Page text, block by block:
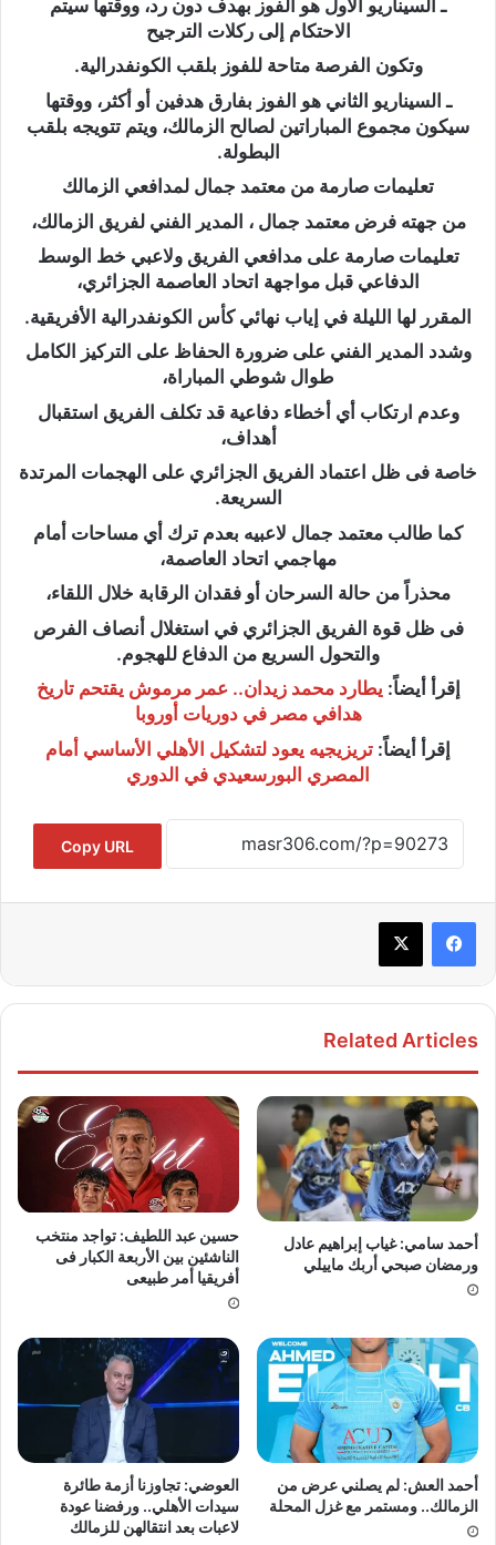
ـ السيناريو الأول هو الفوز بهدف دون رد، ووقتها سيتم
الاحتكام إلى ركلات الترجيح
وتكون الفرصة متاحة للفوز بلقب الكونفدرالية.
ـ السيناريو الثاني هو الفوز بفارق هدفين أو أكثر، ووقتها
سيكون مجموع المباراتين لصالح الزمالك، ويتم تتويجه بلقب
البطولة.
تعليمات صارمة من معتمد جمال لمدافعي الزمالك
من جهته فرض معتمد جمال ، المدير الفني لفريق الزمالك،
تعليمات صارمة على مدافعي الفريق ولاعبي خط الوسط
الدفاعي قبل مواجهة اتحاد العاصمة الجزائري،
المقرر لها الليلة في إياب نهائي كأس الكونفدرالية الأفريقية.
وشدد المدير الفني على ضرورة الحفاظ على التركيز الكامل
طوال شوطي المباراة،
وعدم ارتكاب أي أخطاء دفاعية قد تكلف الفريق استقبال
أهداف،
خاصة فى ظل اعتماد الفريق الجزائري على الهجمات المرتدة
السريعة.
كما طالب معتمد جمال لاعبيه بعدم ترك أي مساحات أمام
مهاجمي اتحاد العاصمة،
محذراً من حالة السرحان أو فقدان الرقابة خلال اللقاء،
فى ظل قوة الفريق الجزائري في استغلال أنصاف الفرص
والتحول السريع من الدفاع للهجوم.
إقرأ أيضاً: يطارد محمد زيدان.. عمر مرموش يقتحم تاريخ
هدافي مصر في دوريات أوروبا
إقرأ أيضاً: تريزيجيه يعود لتشكيل الأهلي الأساسي أمام
المصري البورسعيدي في الدوري
Copy URL
Related Articles
أحمد سامي: غياب إبراهيم عادل
ورمضان صبحي أربك ماييلي
حسين عبد اللطيف: تواجد منتخب
الناشئين بين الأربعة الكبار فى
أفريقيا أمر طبيعى
أحمد العش: لم يصلني عرض من
الزمالك.. ومستمر مع غزل المحلة
العوضي: تجاوزنا أزمة طائرة
سيدات الأهلي.. ورفضنا عودة
لاعبات بعد انتقالهن للزمالك